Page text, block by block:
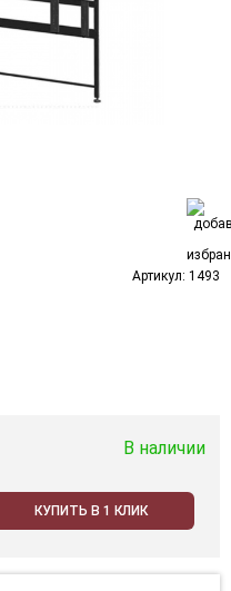
Артикул: 1493
В наличии
КУПИТЬ В 1 КЛИК